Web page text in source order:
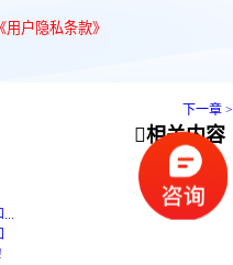
《用户隐私条款》
下一章 >
相关内容
...